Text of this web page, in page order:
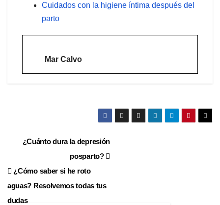
Cuidados con la higiene íntima después del
parto
Mar Calvo
Navegación
de
entradas
¿Cuánto dura la depresión
posparto?
¿Cómo saber si he roto
aguas? Resolvemos todas tus
dudas